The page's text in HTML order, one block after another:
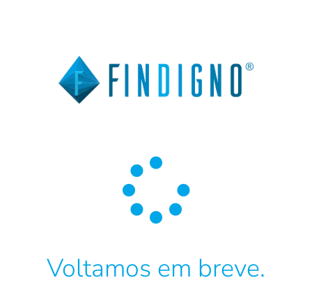

Voltamos em breve.